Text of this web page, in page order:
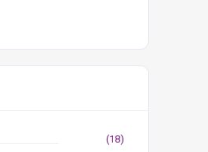
(18)